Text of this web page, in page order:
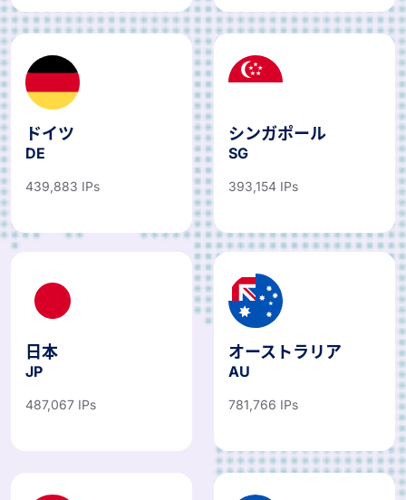
ドイツ
DE
439,883 IPs
シンガポール
SG
393,154 IPs
日本
JP
487,067 IPs
オーストラリア
AU
781,766 IPs